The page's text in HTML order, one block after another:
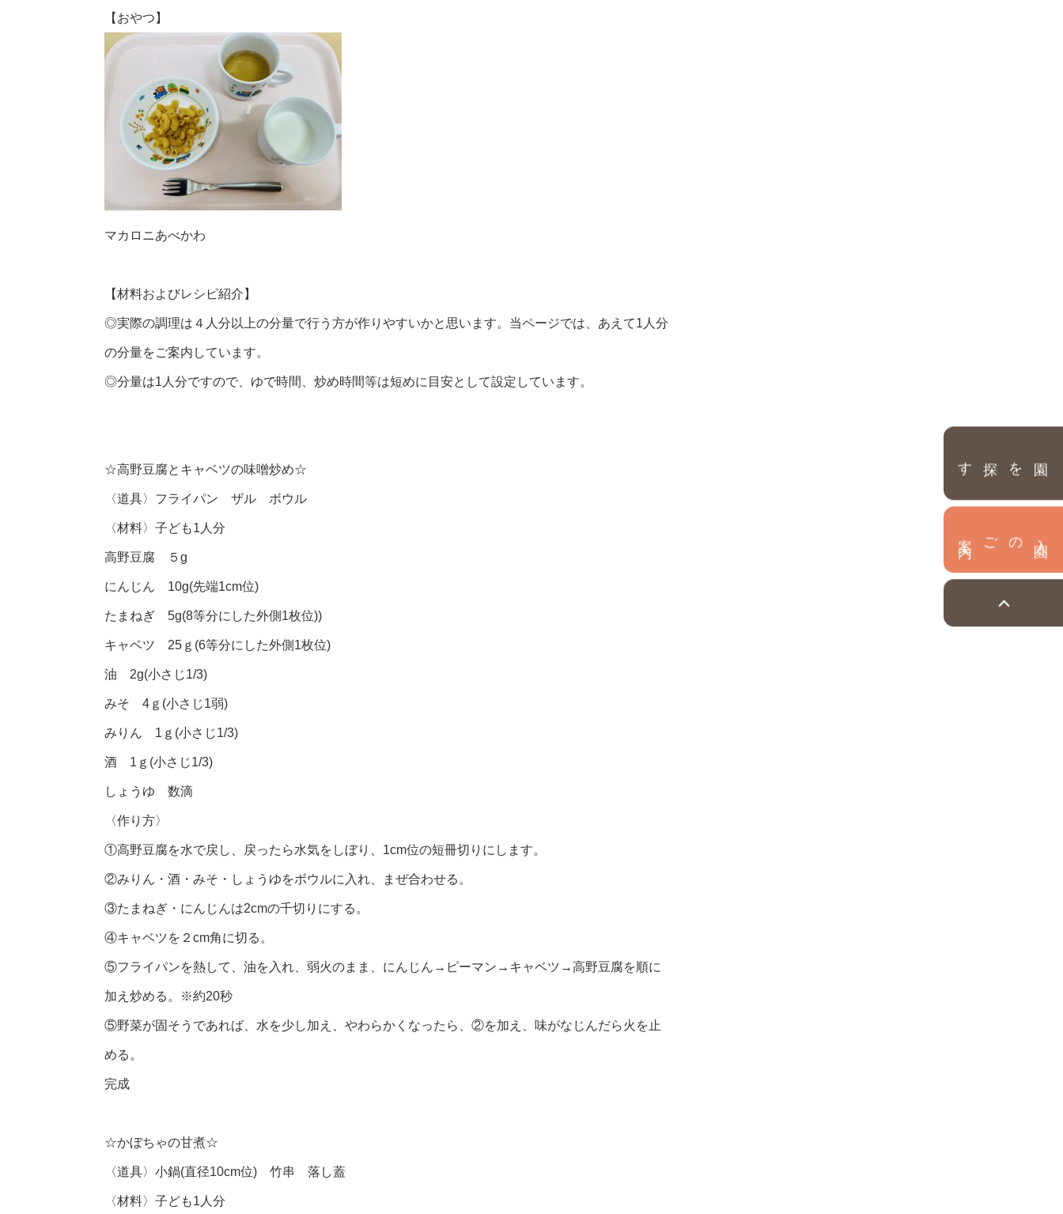
園を探す
【おやつ】
マカロニあべかわ
【材料およびレシピ紹介】
◎実際の調理は４人分以上の分量で行う方が作りやすいかと思います。当ページでは、あえて1人分
の分量をご案内しています。
◎分量は1人分ですので、ゆで時間、炒め時間等は短めに目安として設定しています。
☆高野豆腐とキャベツの味噌炒め☆
〈道具〉フライパン ザル ボウル
〈材料〉子ども1人分
高野豆腐 ５g
にんじん 10g(先端1cm位)
たまねぎ 5g(8等分にした外側1枚位))
キャベツ 25ｇ(6等分にした外側1枚位)
油 2g(小さじ1/3)
みそ 4ｇ(小さじ1弱)
みりん 1ｇ(小さじ1/3)
酒 1ｇ(小さじ1/3)
しょうゆ 数滴
〈作り方〉
①高野豆腐を水で戻し、戻ったら水気をしぼり、1cm位の短冊切りにします。
②みりん・酒・みそ・しょうゆをボウルに入れ、まぜ合わせる。
③たまねぎ・にんじんは2cmの千切りにする。
④キャベツを２cm角に切る。
⑤フライパンを熱して、油を入れ、弱火のまま、にんじん→ピーマン→キャベツ→高野豆腐を順に
加え炒める。※約20秒
⑤野菜が固そうであれば、水を少し加え、やわらかくなったら、②を加え、味がなじんだら火を止
める。
完成
☆かぼちゃの甘煮☆
〈道具〉小鍋(直径10cm位) 竹串 落し蓋
〈材料〉子ども1人分